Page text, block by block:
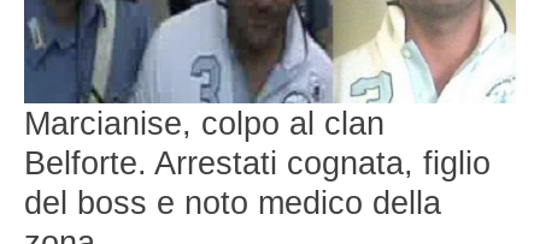
Marcianise, colpo al clan
Belforte. Arrestati cognata, figlio
del boss e noto medico della
figlio
del
boss
noto
medico
della
zona